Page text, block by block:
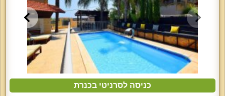
כניסה לסרניטי בכנרת